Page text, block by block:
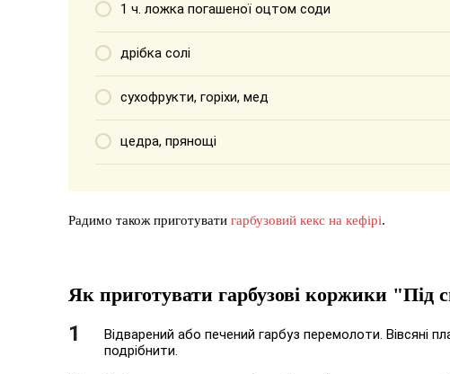
1 ч. ложка погашеної оцтом соди
дрібка солі
сухофрукти, горіхи, мед
цедра, прянощі
Радимо також приготувати гарбузовий кекс на кефірі.
Як приготувати гарбузові коржики "Під
Відварений або печений гарбуз перемолоти. Вівсяні
подрібнити.